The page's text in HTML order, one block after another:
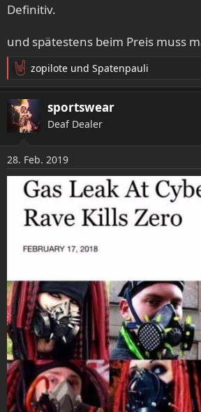
Definitiv.
und spätestens beim Preis muss
R
e
a
k
t
n
e
zopilote und Spatenpauli
sportswear
Deaf Dealer
28. Feb. 2019